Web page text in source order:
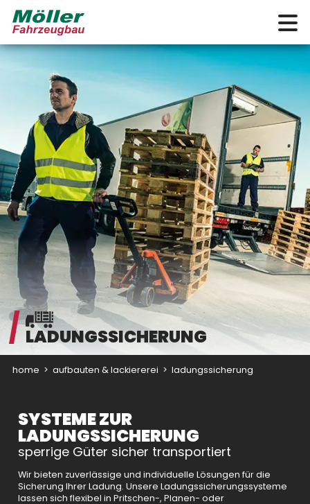
LADUNGSSICHERUNG
home > aufbauten & lackiererei > ladungssicherung
SYSTEME ZUR
LADUNGSSICHERUNG
sperrige Güter sicher transportiert
Wir bieten zuverlässige und individuelle Lösungen für die
Sicherung Ihrer Ladung. Unsere Ladungssicherungssysteme
lassen sich flexibel in Pritschen-, Planen- oder